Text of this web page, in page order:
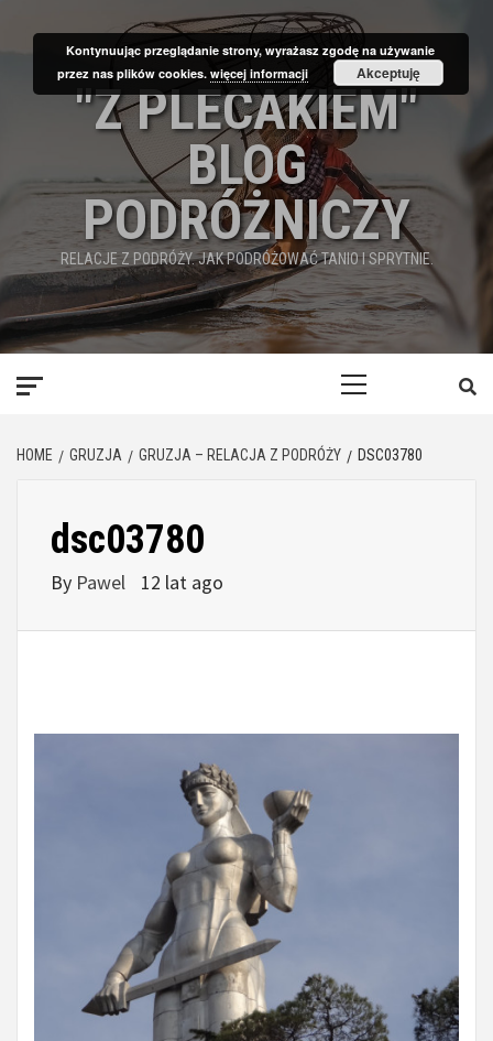
"Z PLECAKIEM"
BLOG
PODRÓŻNICZY
RELACJE Z PODRÓŻY. JAK PODRÓŻOWAĆ TANIO I SPRYTNIE.
HOME GRUZJA GRUZJA – RELACJA Z PODRÓŻY DSC03780
dsc03780
By Pawel 12 lat ago
Kontynuując przeglądanie strony, wyrażasz zgodę na używanie
przez nas plików cookies.więcej informacji Akceptuję